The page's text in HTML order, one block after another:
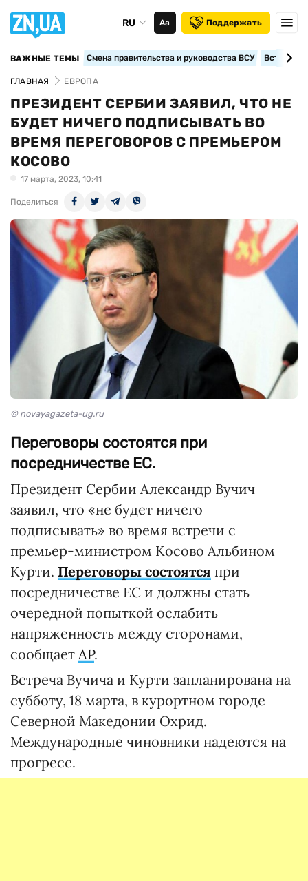
RU Аа Поддержать
ВАЖНЫЕ ТЕМЫ Смена правительства и руководства ВСУ
ГЛАВНАЯ ЕВРОПА
ПРЕЗИДЕНТ СЕРБИИ ЗАЯВИЛ, ЧТО НЕ
БУДЕТ НИЧЕГО ПОДПИСЫВАТЬ ВО
ВРЕМЯ ПЕРЕГОВОРОВ С ПРЕМЬЕРОМ
КОСОВО
17 марта, 2023, 10:41
Поделиться
© novayagazeta-ug.ru
Переговоры состоятся при
посредничестве ЕС.
Президент Сербии Александр Вучич
заявил, что «не будет ничего
подписывать» во время встречи с
премьер-министром Косово Альбином
Курти. Переговоры состоятся при
посредничестве ЕС и должны стать
очередной попыткой ослабить
напряженность между сторонами,
сообщает AP.
Встреча Вучича и Курти запланирована на
субботу, 18 марта, в курортном городе
Северной Македонии Охрид.
Международные чиновники надеются на
прогресс.